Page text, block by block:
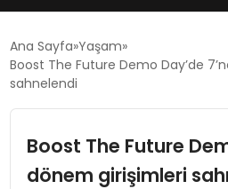
DÜNYA
SIYASET
Ana Sayfa Yaşam
Boost The Future Demo Day’de
sahnelendi
Boost The Future
dönem girişimleri